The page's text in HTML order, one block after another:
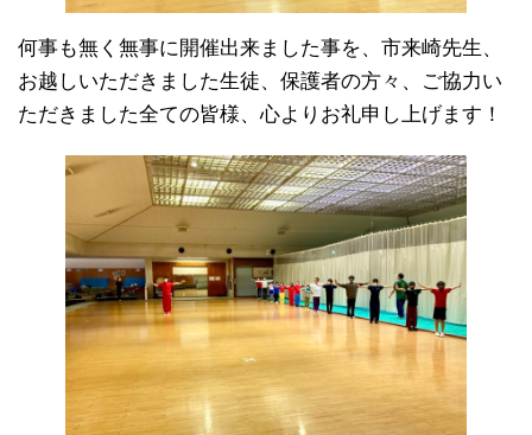
何事も無く無事に開催出来ました事を、市来崎先生、
お越しいただきました生徒、保護者の方々、ご協力い
ただきました全ての皆様、心よりお礼申し上げます！